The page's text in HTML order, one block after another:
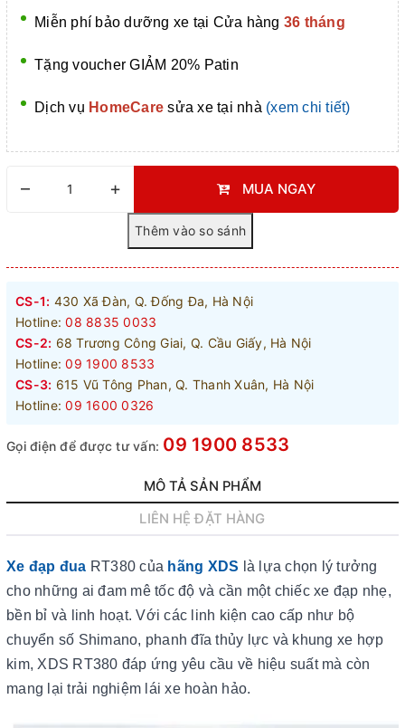
Miễn phí bảo dưỡng xe tại Cửa hàng 36 tháng
Tặng voucher GIẢM 20% Patin
Dịch vụ HomeCaresửa xe tại nhà (xem chi tiết)
– + MUA NGAY
CS-1: 430 Xã Đàn, Q. Đống Đa, Hà Nội
Hotline: 08 8835 0033
CS-2: 68 Trương Công Giai, Q. Cầu Giấy, Hà Nội
Hotline: 09 1900 8533
CS-3: 615 Vũ Tông Phan, Q. Thanh Xuân, Hà Nội
Hotline: 09 1600 0326
Gọi điện để được tư vấn: 09 1900 8533
MÔ TẢ SẢN PHẨM
LIÊN HỆ ĐẶT HÀNG
Xe đạp đua RT380 của hãng XDS là lựa chọn lý tưởng
cho những ai đam mê tốc độ và cần một chiếc xe đạp nhẹ,
bền bỉ và linh hoạt. Với các linh kiện cao cấp như bộ
chuyển số Shimano, phanh đĩa thủy lực và khung xe hợp
kim, XDS RT380 đáp ứng yêu cầu về hiệu suất mà còn
mang lại trải nghiệm lái xe hoàn hảo.